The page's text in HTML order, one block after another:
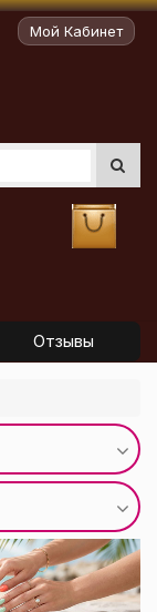
Мой Кабинет
Отзывы